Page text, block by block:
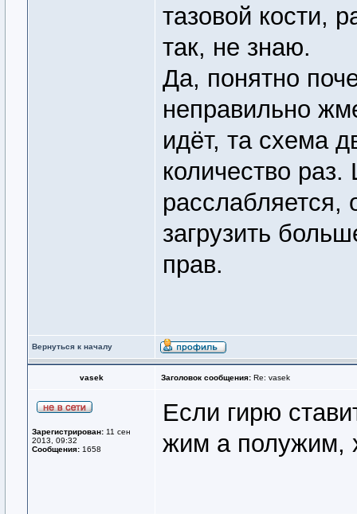
тазовой кости,
так, не знаю.
Да, понятно
неправильно
идёт, та схема
количество
расслабляется,
загрузить
прав.
Вернуться к началу
vasek Заголовок сообщения: Re: vasek
Зарегистрирован: 11 сен
2013, 09:32
Сообщения: 1658
Если гирю
жим а полужим,